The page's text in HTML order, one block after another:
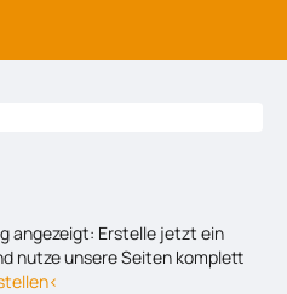
angezeigt: Erstelle jetzt ein
nutze unsere Seiten komplett